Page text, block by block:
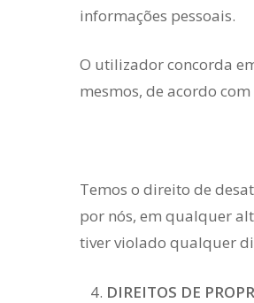
informações pessoais.
O utilizador concorda
mesmos, de acordo
Temos o direito de
por nós, em qualquer
tiver violado qualquer
DIREITOS DE